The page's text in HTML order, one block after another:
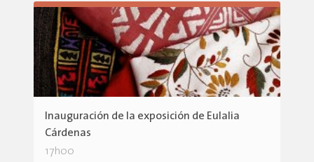
Inauguración de la exposición de Eulalia
Cárdenas
17h00